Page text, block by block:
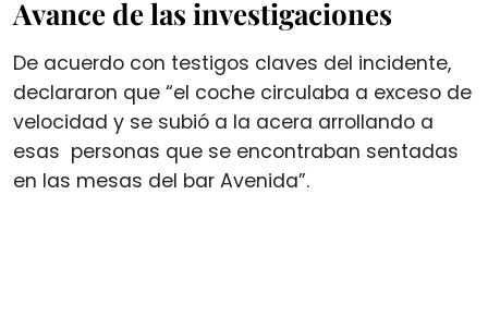
Avance de las investigaciones
De acuerdo con testigos claves del incidente,
declararon que “el coche circulaba a exceso de
velocidad y se subió a la acera arrollando a
esas personas que se encontraban sentadas
en las mesas del bar Avenida”.